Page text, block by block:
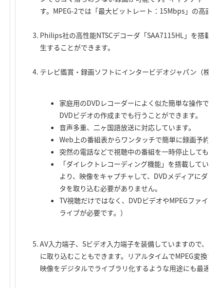
す。MPEG-2では「最大ビットレート：15Mbps」の高画
Philips社の高性能NTSCデコーダ「SAA7115HL」を搭載
生することができます。
テレビ鑑賞・録画ソフトにインタービデオジャパン（株
家庭用のDVDレコーダーによく似た簡単な操作で
DVDビデオの作成までも行うことができます。
音声多重、二ヶ国語放送に対応しています。
Web上の番組表からワンタッチで簡単に録画予約
突然の電話などで視聴中の番組を一時停止しても
「ダイレクトレコーディング機能」を搭載してい
より、映像をキャプチャして、DVDメディアにダ
タを取り込む必要がありません。
TV視聴だけではなく、DVDビデオやMPEGファイ
ライブが必要です。）
AV入力端子、Sビデオ入力端子を装備していますので、
に取り込むこともできます。リアルタイムでMPEG変換
映像をデジタルでライブラリ化するような用途にも最適